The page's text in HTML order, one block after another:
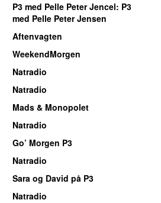
P3 med Pelle Peter Jencel: P3
med Pelle Peter Jensen
Aftenvagten
WeekendMorgen
Natradio
Natradio
Mads & Monopolet
Natradio
Go’ Morgen P3
Natradio
Sara og David på P3
Natradio